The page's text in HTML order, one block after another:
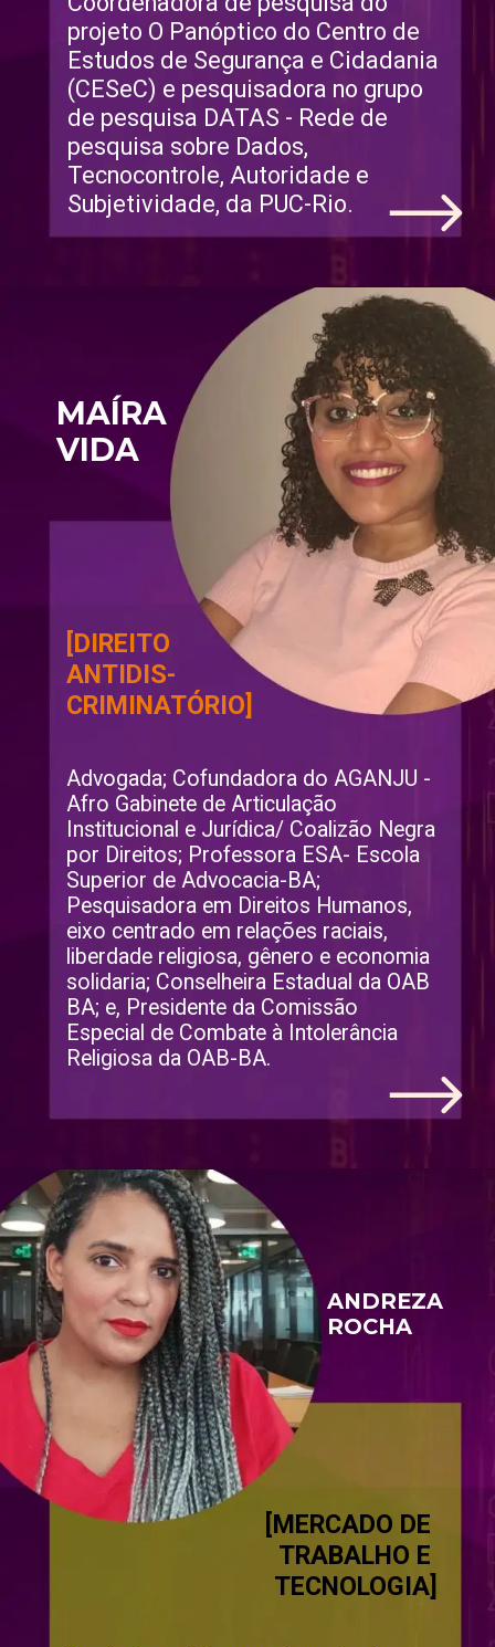
projeto O Panóptico do Centro de
Estudos de Segurança e Cidadania
(CESeC) e pesquisadora no grupo
de pesquisa DATAS - Rede de
pesquisa sobre Dados,
Tecnocontrole, Autoridade e
Subjetividade, da PUC-Rio.
MAÍRA
VIDA
Advogada; Cofundadora do AGANJU -
Afro Gabinete de Articulação
Institucional e Jurídica/ Coalizão Negra
por Direitos; Professora ESA- Escola
Superior de Advocacia-BA;
Pesquisadora em Direitos Humanos,
eixo centrado em relações raciais,
liberdade religiosa, gênero e economia
solidaria; Conselheira Estadual da OAB
BA; e, Presidente da Comissão
Especial de Combate à Intolerância
Religiosa da OAB-BA.
[DIREITO
ANTIDIS-
CRIMINATÓRIO]
ANDREZA
ROCHA
[MERCADO DE
TRABALHO E
TECNOLOGIA]